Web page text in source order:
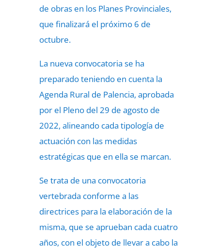
de obras en los Planes Provinciales,
que finalizará el próximo 6 de
octubre.
La nueva convocatoria se ha
preparado teniendo en cuenta la
Agenda Rural de Palencia, aprobada
por el Pleno del 29 de agosto de
2022, alineando cada tipología de
actuación con las medidas
estratégicas que en ella se marcan.
Se trata de una convocatoria
vertebrada conforme a las
directrices para la elaboración de la
misma, que se aprueban cada cuatro
años, con el objeto de llevar a cabo la